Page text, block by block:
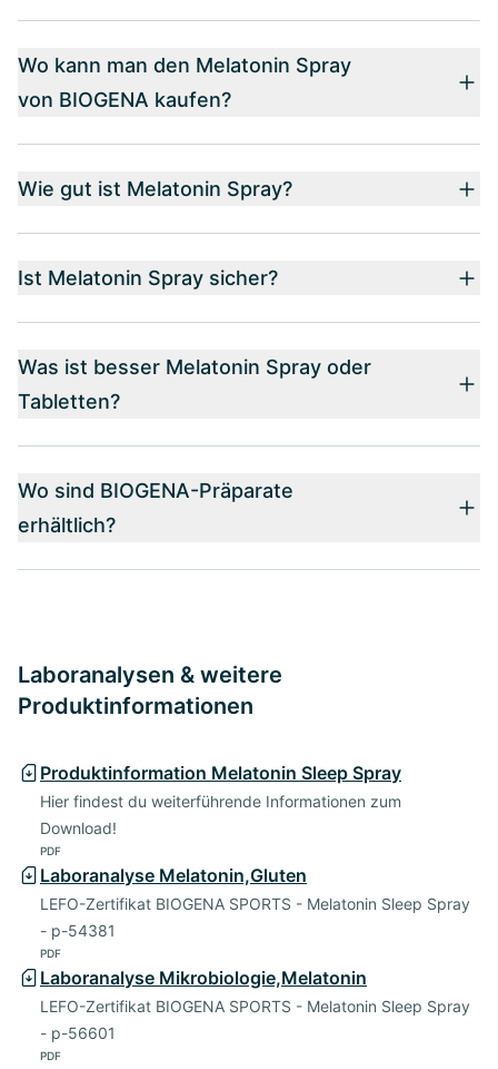
Wo kann man den Melatonin Spray
von BIOGENA kaufen?
Wie gut ist Melatonin Spray?
Ist Melatonin Spray sicher?
Was ist besser Melatonin Spray oder
Tabletten?
Wo sind BIOGENA-Präparate
erhältlich?
Laboranalysen & weitere
Produktinformationen
Produktinformation Melatonin Sleep Spray
Hier findest du weiterführende Informationen zum
Download!
PDF
Laboranalyse Melatonin,Gluten
LEFO-Zertifikat BIOGENA SPORTS - Melatonin Sleep Spray
- p-54381
PDF
Laboranalyse Mikrobiologie,Melatonin
LEFO-Zertifikat BIOGENA SPORTS - Melatonin Sleep Spray
- p-56601
PDF